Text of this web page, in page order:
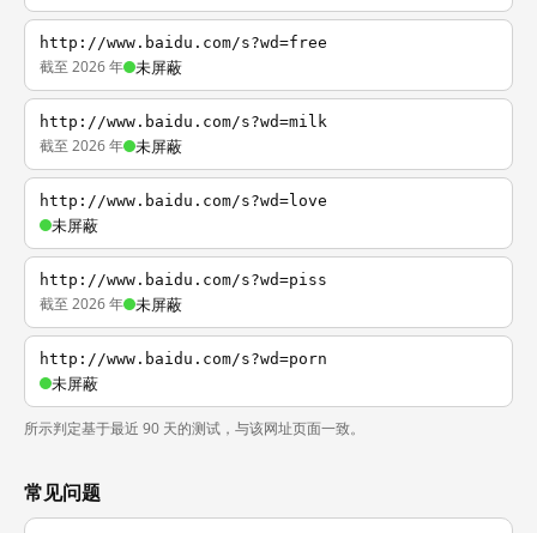
http://www.baidu.com/s?wd=free
截至 2026 年 未屏蔽
http://www.baidu.com/s?wd=milk
截至 2026 年 未屏蔽
http://www.baidu.com/s?wd=love
未屏蔽
http://www.baidu.com/s?wd=piss
截至 2026 年 未屏蔽
http://www.baidu.com/s?wd=porn
未屏蔽
所示判定基于最近 90 天的测试，与该网址页面一致。
常见问题